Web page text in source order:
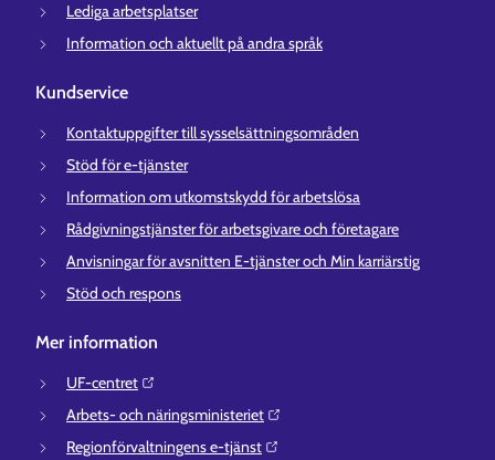
Lediga arbetsplatser
Information och aktuellt på andra språk
Kundservice
Kontaktuppgifter till sysselsättningsområden
Stöd för e-tjänster
Information om utkomstskydd för arbetslösa
Rådgivningstjänster för arbetsgivare och företagare
Anvisningar för avsnitten E-tjänster och Min karriärstig
Stöd och respons
Mer information
UF-centret⁠
Arbets- och näringsministeriet⁠
Regionförvaltningens e-tjänst⁠